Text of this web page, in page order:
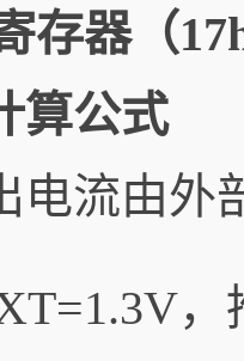
存器（
算公式
电流由外